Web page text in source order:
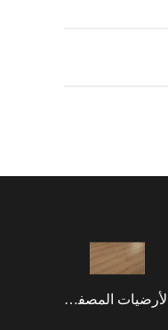
الأرضيات المصفحة